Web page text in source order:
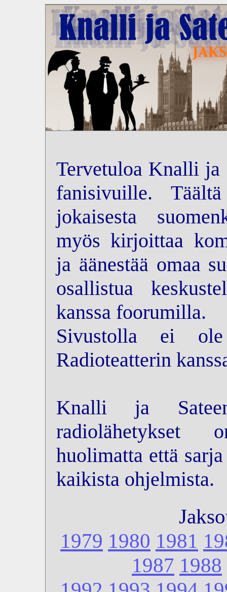
Tervetuloa Knalli ja
fanisivuille.
jokaisesta
myös kirjoittaa
ja äänestää omaa
osallistua
kanssa foorumilla.
Sivustolla ei
Radioteatterin
Knalli ja
radiolähetykset
huolimatta että
kaikista ohjelmista.
1979 1980 1981
1987 1988